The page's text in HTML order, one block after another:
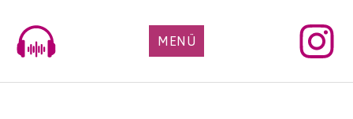
content
MENÜ